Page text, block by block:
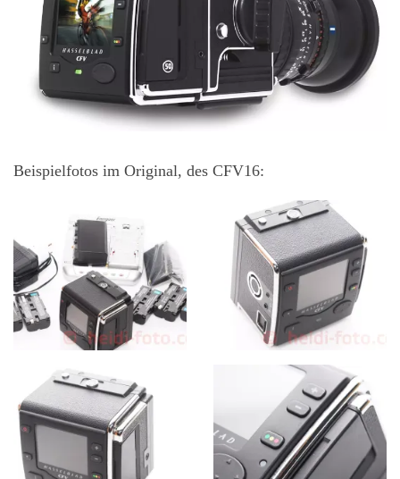
Beispielfotos im Original, des CFV16: